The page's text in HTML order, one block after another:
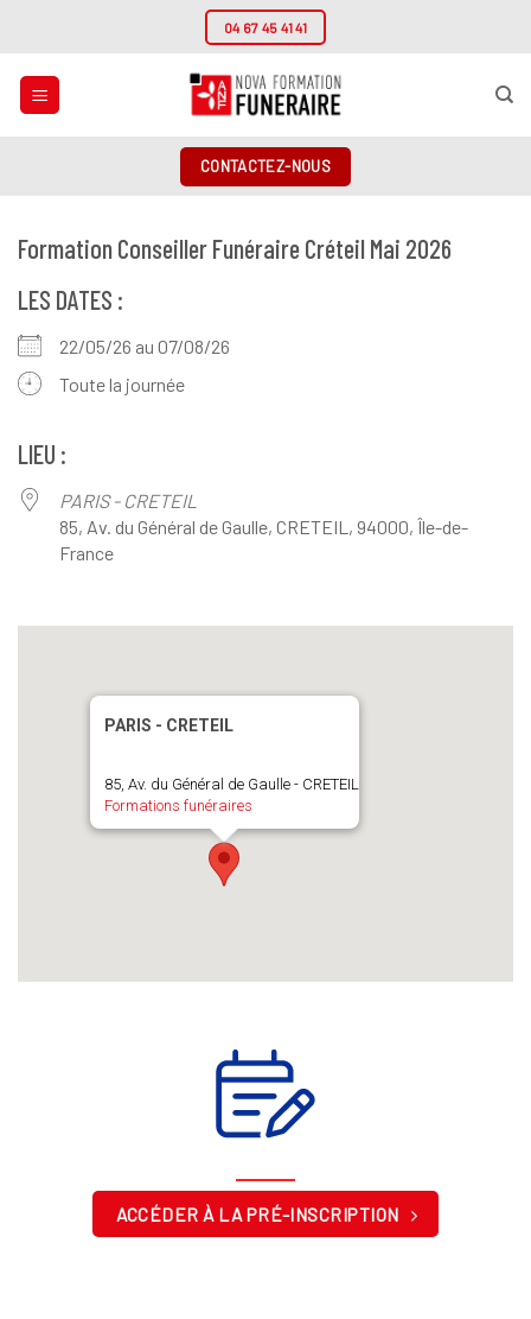
contenu
04 67 45 41 41
CONTACTEZ-NOUS
Formation Conseiller Funéraire Créteil Mai 2026
LES DATES :
22/05/26 au 07/08/26
Toute la journée
LIEU :
PARIS - CRETEIL
85, Av. du Général de Gaulle, CRETEIL, 94000, Île-de-
France
PARIS - CRETEIL
85, Av. du Général de Gaulle - CRETEIL
Formations funéraires
ACCÉDER À LA PRÉ-INSCRIPTION